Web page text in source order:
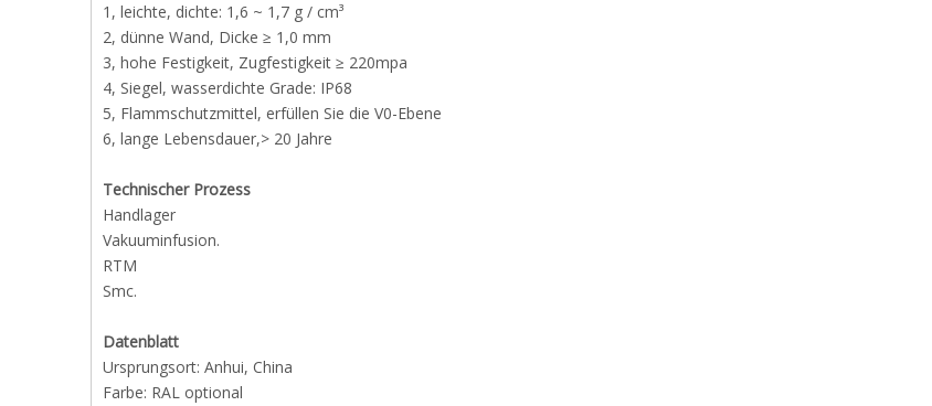
1, leichte, dichte: 1,6 ~ 1,7 g / cm³
2, dünne Wand, Dicke ≥ 1,0 mm
3, hohe Festigkeit, Zugfestigkeit ≥ 220mpa
4, Siegel, wasserdichte Grade: IP68
5, Flammschutzmittel, erfüllen Sie die V0-Ebene
6, lange Lebensdauer,> 20 Jahre
Technischer Prozess
Handlager
Vakuuminfusion.
RTM
Smc.
Datenblatt
Ursprungsort: Anhui, China
Farbe: RAL optional